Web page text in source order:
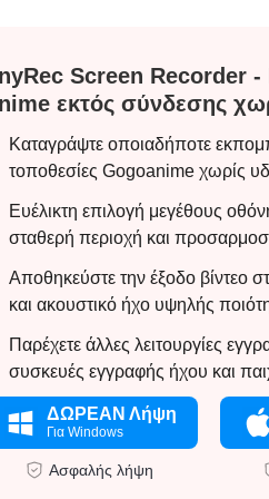
Screen Recorder -
εκτός σύνδεσης
Καταγράψτε οποιαδήποτε
τοποθεσίες Gogoanime χωρίς
Ευέλικτη επιλογή μεγέθους
σταθερή περιοχή και
Αποθηκεύστε την έξοδο βίντεο
και ακουστικό ήχο υψηλής
Παρέχετε άλλες λειτουργίες
συσκευές εγγραφής ήχου και
ΔΩΡΕΑΝ Λήψη
Για Windows
Ασφαλής λήψη